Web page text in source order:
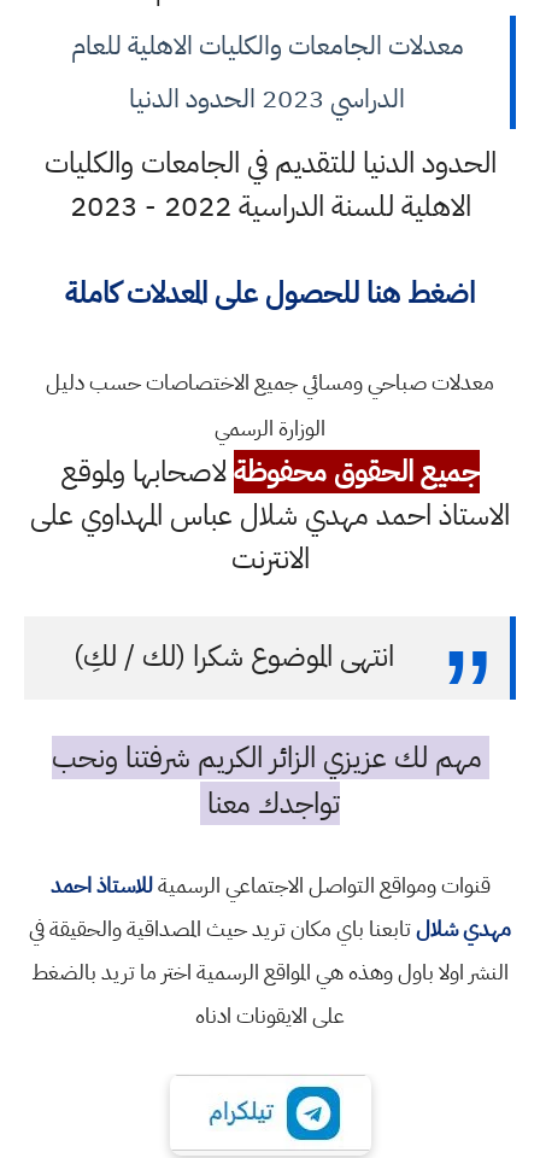
معدلات الجامعات والكليات الاهلية للعام
الدراسي 2023 الحدود الدنيا
الحدود الدنيا للتقديم في الجامعات والكليات
الاهلية للسنة الدراسية 2022 - 2023
اضغط هناللحصول على المعدلات كاملة
معدلات صباحي ومسائي جميع الاختصاصات حسب دليل
الوزارة الرسمي
جميع الحقوق محفوظةلاصحابها ولموقع
الاستاذ احمد مهدي شلال عباس المهداوي على
الانترنت
انتهى الموضوع شكرا (لك / لكِ)
مهم لك عزيزي الزائر الكريم شرفتنا ونحب
تواجدك معنا
قنوات ومواقع التواصل الاجتماعي الرسميةللاستاذ احمد
مهدي شلالتابعنا باي مكان تريد حيث المصداقية والحقيقة في
النشر اولا باول وهذه هي المواقع الرسمية اختر ما تريد بالضغط
على الايقونات ادناه